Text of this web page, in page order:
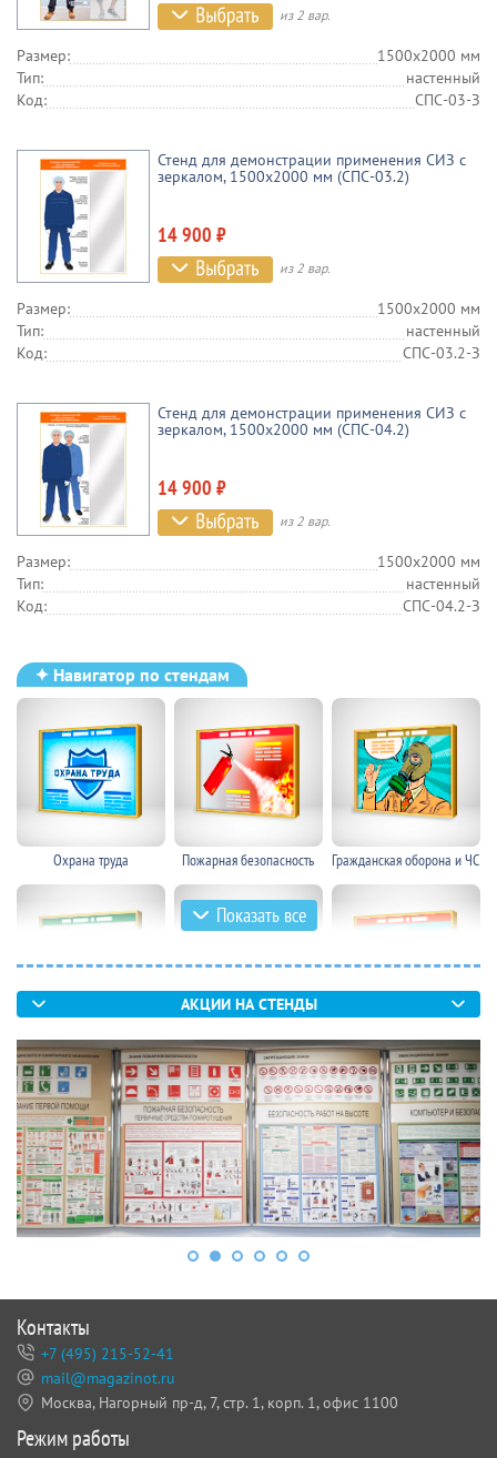
из 2 вар.
Размер:
1500х2000 мм
Тип:
настенный
Код:
СПС-03-З
Стенд для демонстрации применения СИЗ с
зеркалом, 1500х2000 мм (СПС-03.2)
14 900 ₽
из 2 вар.
Размер:
1500х2000 мм
Тип:
настенный
Код:
СПС-03.2-З
Стенд для демонстрации применения СИЗ с
зеркалом, 1500х2000 мм (СПС-04.2)
14 900 ₽
из 2 вар.
Размер:
1500х2000 мм
Тип:
настенный
Код:
СПС-04.2-З
✦ Навигатор по стендам
Охрана труда Пожарная безопасность Гражданская оборона и ЧС
Воинский учет Информационные стенды Первая медицинская
помощь
Техника безопасности
Показать все
АКЦИИ НА СТЕНДЫ
Контакты
+7 (495) 215-52-41
mail@magazinot.ru
Москва, Нагорный пр-д, 7, стр. 1, корп. 1, офис 1100
Режим работы